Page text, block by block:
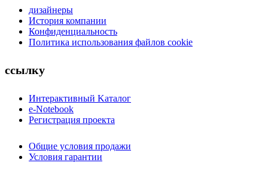
дизайнеры
История компании
Конфиденциальность
Политика использования файлов cookie
ссылку
Интерактивный Kаталог
e-Notebook
Регистрация проекта
Общие условия продажи
Условия гарантии